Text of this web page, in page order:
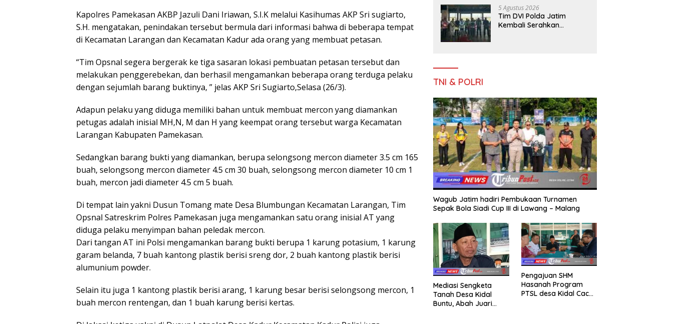
Kapolres Pamekasan AKBP Jazuli Dani Iriawan, S.I.K melalui Kasihumas AKP Sri sugiarto,
S.H. mengatakan, penindakan tersebut bermula dari informasi bahwa di beberapa tempat
di Kecamatan Larangan dan Kecamatan Kadur ada orang yang membuat petasan.
“Tim Opsnal segera bergerak ke tiga sasaran lokasi pembuatan petasan tersebut dan
melakukan penggerebekan, dan berhasil mengamankan beberapa orang terduga pelaku
dengan sejumlah barang buktinya, ” jelas AKP Sri Sugiarto,Selasa (26/3).
Adapun pelaku yang diduga memiliki bahan untuk membuat mercon yang diamankan
petugas adalah inisial MH,N, M dan H yang keempat orang tersebut warga Kecamatan
Larangan Kabupaten Pamekasan.
Sedangkan barang bukti yang diamankan, berupa selongsong mercon diameter 3.5 cm 165
buah, selongsong mercon diameter 4.5 cm 30 buah, selongsong mercon diameter 10 cm 1
buah, mercon jadi diameter 4.5 cm 5 buah.
Di tempat lain yakni Dusun Tomang mate Desa Blumbungan Kecamatan Larangan, Tim
Opsnal Satreskrim Polres Pamekasan juga mengamankan satu orang inisial AT yang
diduga pelaku menyimpan bahan peledak mercon.
Dari tangan AT ini Polsi mengamankan barang bukti berupa 1 karung potasium, 1 karung
garam belanda, 7 buah kantong plastik berisi sreng dor, 2 buah kantong plastik berisi
alumunium powder.
Selain itu juga 1 kantong plastik berisi arang, 1 karung besar berisi selongsong mercon, 1
buah mercon rentengan, dan 1 buah karung berisi kertas.
TNI
5 Agustus 2026
Tim DVI Polda Jatim
Kembali Serahkan
TNI & POLRI
Wagub Jatim hadiri Pembukaan Turnamen
Sepak Bola Siadi Cup III di Lawang – Malang
Mediasi Sengketa
Tanah Desa Kidal
Buntu, Abah Juari
Pengajuan SHM
Hasanah Program
PTSL desa Kidal Cacat